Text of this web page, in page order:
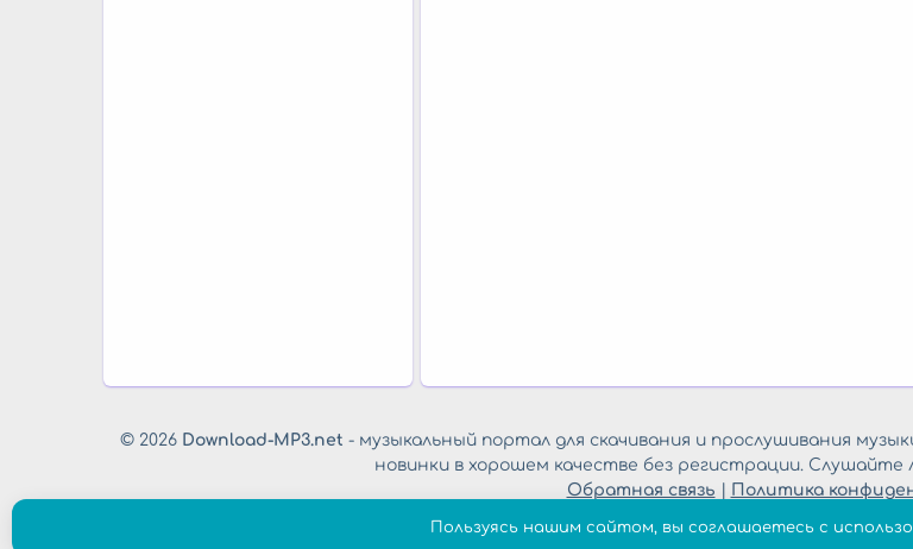
© 2026 Download-MP3.net - музыкальный портал для скачивания и прослушивания
новинки в хорошем качестве без регистрации. Слушайте
Обратная связь
Политика
Пользуясь нашим сайтом, вы соглашаетесь с